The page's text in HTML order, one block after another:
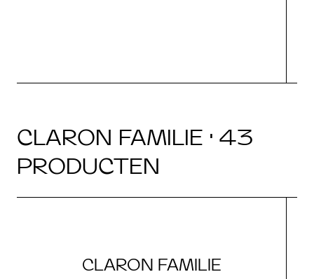
CLARON FAMILIE · 43
PRODUCTEN
CLARON FAMILIE